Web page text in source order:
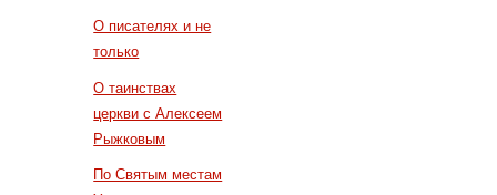
О писателях и не
только
О таинствах
церкви с Алексеем
Рыжковым
По Святым местам